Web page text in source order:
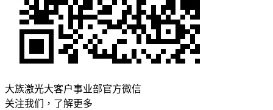
大族激光大客户事业部官方微信
关注我们，了解更多